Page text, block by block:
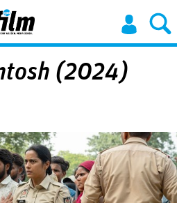
to Navigation
(2024)